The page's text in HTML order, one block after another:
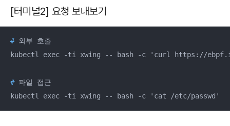
[터미널2] 요청 보내보기
# 외부 호출
# 파일 접근
kubectl exec -ti xwing -- bash -c 'cat /etc/passwd'